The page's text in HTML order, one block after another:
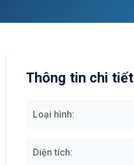
Thông tin chi tiết
Loại hình:
Diện tích: